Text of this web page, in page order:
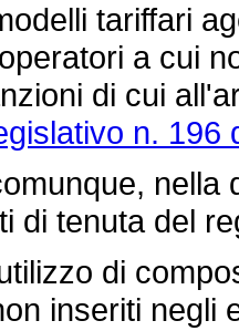
tariffari
a cui
di cui
n. 196
nella
di tenuta del
di
inseriti negli